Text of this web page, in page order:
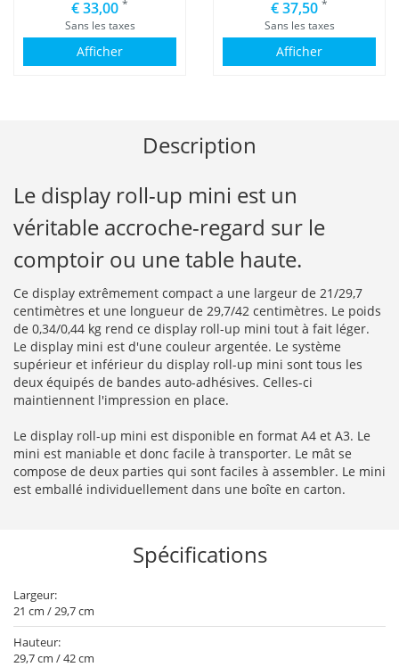
€ 33,00 *
Sans les taxes
Afficher
€ 37,50 *
Sans les taxes
Afficher
Description
Le display roll-up mini est un
véritable accroche-regard sur le
comptoir ou une table haute.
Ce display extrêmement compact a une largeur de 21/29,7
centimètres et une longueur de 29,7/42 centimètres. Le poids
de 0,34/0,44 kg rend ce display roll-up mini tout à fait léger.
Le display mini est d'une couleur argentée. Le système
supérieur et inférieur du display roll-up mini sont tous les
deux équipés de bandes auto-adhésives. Celles-ci
maintiennent l'impression en place.
Le display roll-up mini est disponible en format A4 et A3. Le
mini est maniable et donc facile à transporter. Le mât se
compose de deux parties qui sont faciles à assembler. Le mini
est emballé individuellement dans une boîte en carton.
Spécifications
Largeur:
21 cm / 29,7 cm
Hauteur:
29,7 cm / 42 cm